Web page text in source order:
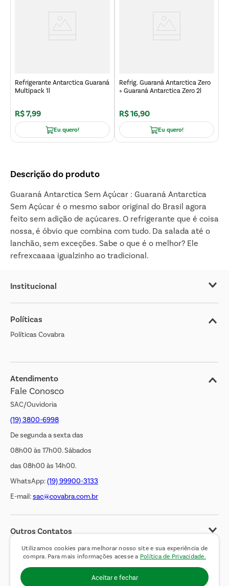
Utilizamos cookies para melhorar nosso site e sua experiência de
compra. Para mais informações acesse a Política de Privacidade.
Aceitar e fechar
Refrigerante Antarctica Guaraná
Multipack 1l
R$7,99
Eu quero!
Refrig. Guaraná Antarctica Zero
+ Guaraná Antarctica Zero 2l
R$16,90
Eu quero!
Descrição do produto
Guaraná Antarctica Sem Açúcar : Guaraná Antarctica
Sem Açúcar é o mesmo sabor original do Brasil agora
feito sem adição de açúcares. O refrigerante que é coisa
nossa, é óbvio que combina com tudo. Da salada até o
lanchão, sem exceções. Sabe o que é o melhor? Ele
refrexcaaaa igualzinho ao tradicional.
Institucional
Sobre o Covabra
Nossas Lojas
Cliente Bem Estar
Jornal de Ofertas
Transparência Salarial
Políticas
Políticas Covabra
Atendimento
Fale Conosco
SAC/Ouvidoria
(19) 3800-6998
De segunda a sexta das
08h00 às 17h00. Sábados
das 08h00 às 14h00.
WhatsApp:(19) 99900-3133
E-mail:sac@covabra.com.br
Outros Contatos
Negócios Imobiliários
Trabalhe Conosco